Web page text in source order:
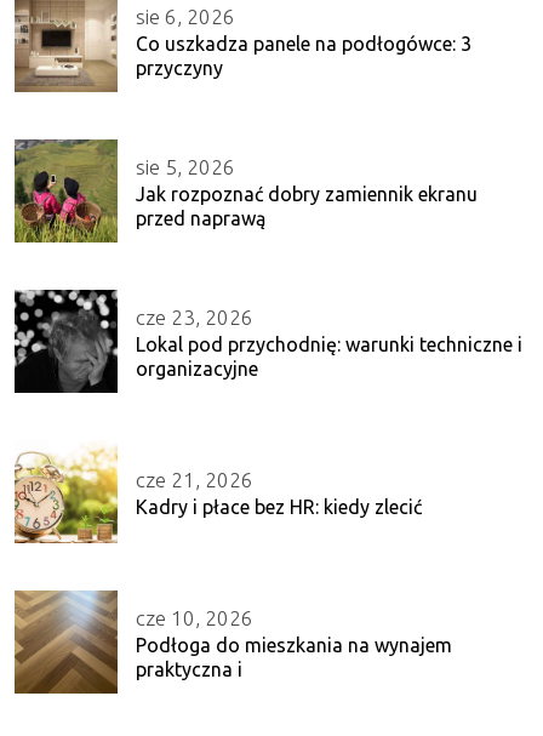
sie 6, 2026
Co uszkadza panele na podłogówce: 3
przyczyny
sie 5, 2026
Jak rozpoznać dobry zamiennik ekranu
przed naprawą
cze 23, 2026
Lokal pod przychodnię: warunki techniczne i
organizacyjne
cze 21, 2026
Kadry i płace bez HR: kiedy zlecić
cze 10, 2026
Podłoga do mieszkania na wynajem
praktyczna i